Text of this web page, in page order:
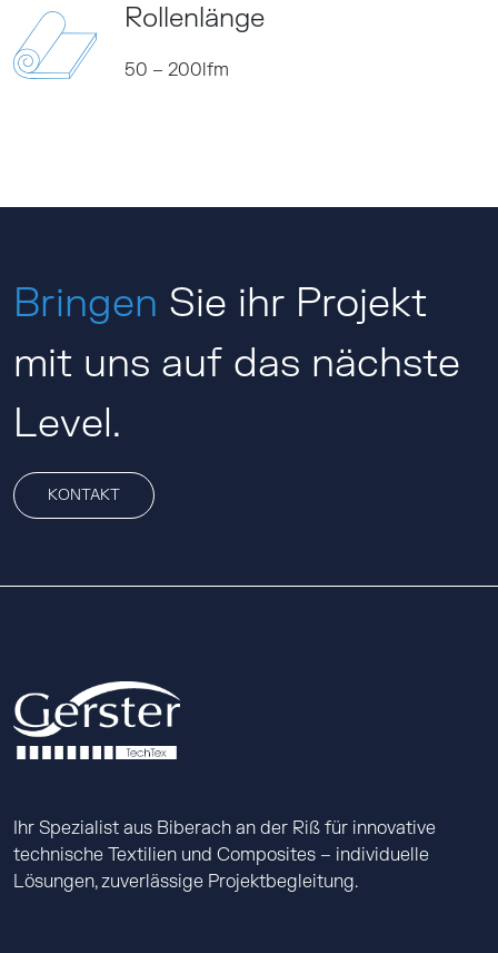
Rollenlänge
50 – 200lfm
Bringen Sie ihr Projekt
mit uns auf das nächste
Level.
KONTAKT
Ihr Spezialist aus Biberach an der Riß für innovative
technische Textilien und Composites – individuelle
Lösungen, zuverlässige Projektbegleitung.